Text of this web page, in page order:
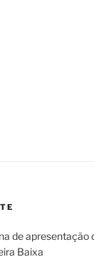
de
Baixa